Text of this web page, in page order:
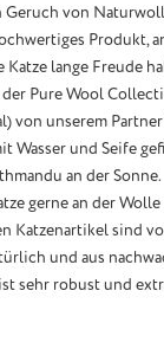
Geruch von
Produkt,
lange Freude
der Pure Wool
von unserem
Wasser und Seife
an der Sonne.
gerne an der Wolle
Katzenartikel sind
und aus
sehr robust und